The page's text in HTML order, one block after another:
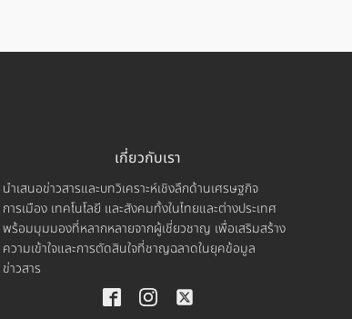
เกี่ยวกับเรา
นำเสนอข่าวสารและบทวิเคราะห์เชิงลึกด้านเศรษฐกิจ
การเมือง เทคโนโลยี และสังคมทั้งในไทยและต่างประเทศ
พร้อมมุมมองที่หลากหลายจากผู้เชี่ยวชาญ เพื่อเสริมสร้าง
ความเข้าใจและการตัดสินใจที่ชาญฉลาดในยุคข้อมูล
ข่าวสาร